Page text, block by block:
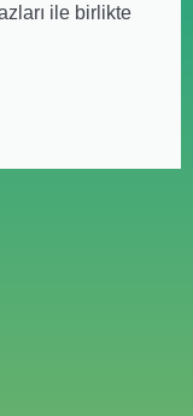
ile birlikte